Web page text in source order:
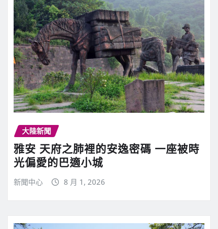
大陸新聞
雅安 天府之肺裡的安逸密碼 一座被時
光偏愛的巴適小城
新聞中心 8 月 1, 2026